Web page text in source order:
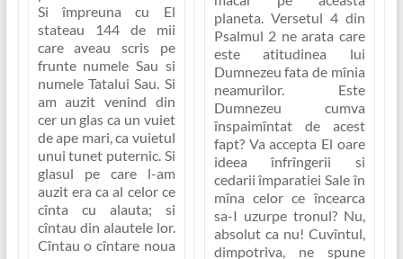
Si împreuna cu El
stateau 144 de mii
care aveau scris pe
frunte numele Sau si
numele Tatalui Sau. Si
am auzit venind din
cer un glas ca un vuiet
de ape mari, ca vuietul
unui tunet puternic. Si
glasul pe care l-am
auzit era ca al celor ce
cînta cu alauta; si
cîntau din alautele lor.
Cîntau o cîntare noua
planeta. Versetul 4 din
Psalmul 2 ne arata care
este atitudinea lui
Dumnezeu fata de mînia
neamurilor. Este
Dumnezeu cumva
înspaimîntat de acest
fapt? Va accepta El oare
ideea înfrîngerii si
cedarii împaratiei Sale în
mîna celor ce încearca
sa-I uzurpe tronul? Nu,
absolut ca nu! Cuvîntul,
dimpotriva, ne spune